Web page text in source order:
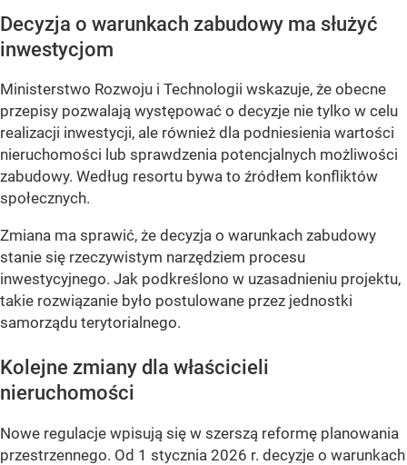
Decyzja o warunkach zabudowy ma służyć
inwestycjom
Ministerstwo Rozwoju i Technologii wskazuje, że obecne
przepisy pozwalają występować o decyzje nie tylko w celu
realizacji inwestycji, ale również dla podniesienia wartości
nieruchomości lub sprawdzenia potencjalnych możliwości
zabudowy. Według resortu bywa to źródłem konfliktów
społecznych.
Zmiana ma sprawić, że decyzja o warunkach zabudowy
stanie się rzeczywistym narzędziem procesu
inwestycyjnego. Jak podkreślono w uzasadnieniu projektu,
takie rozwiązanie było postulowane przez jednostki
samorządu terytorialnego.
Kolejne zmiany dla właścicieli
nieruchomości
Nowe regulacje wpisują się w szerszą reformę planowania
przestrzennego. Od 1 stycznia 2026 r. decyzje o warunkach